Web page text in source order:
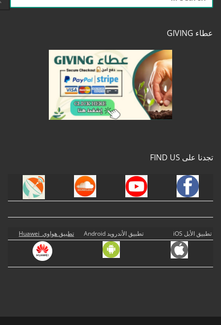
عن:
عطاء GIVING
تجدنا على FIND US
تطبيق الأبل iOS تطبيق الأندرويد Android تطبيق هواوي Huawei